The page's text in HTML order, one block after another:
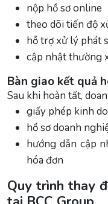
nộp hồ sơ online
theo dõi tiến độ
hỗ trợ xử lý phát
cập nhật thường
Bàn giao kết quả
Sau khi hoàn tất,
giấy phép kinh
hồ sơ doanh
hướng dẫn cập
hóa đơn
Quy trình thay